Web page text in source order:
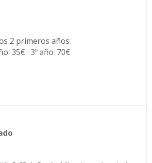
2 primeros años:
35€ · 3º año: 70€